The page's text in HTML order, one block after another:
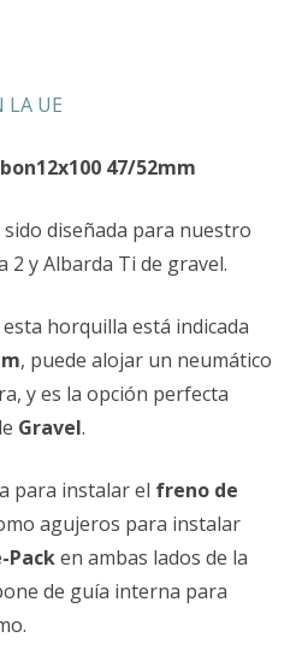
LA UE
47/52mm
diseñada para nuestro
y Albarda Ti de gravel.
esta horquilla está indicada
, puede alojar un neumático
y es la opción perfecta
Gravel.
para instalar el freno de
agujeros para instalar
Packen ambas lados de la
de guía interna para